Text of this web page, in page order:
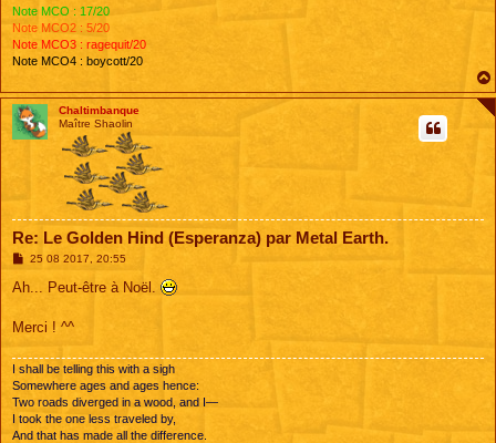
Note MCO : 17/20
Note MCO2 : 5/20
Note MCO3 : ragequit/20
Note MCO4 : boycott/20
Chaltimbanque
Maître Shaolin
Re: Le Golden Hind (Esperanza) par Metal Earth.
M
s
g
25 08 2017, 20:55
Ah... Peut-être à Noël.
Merci ! ^^
I shall be telling this with a sigh
Somewhere ages and ages hence:
Two roads diverged in a wood, and I—
I took the one less traveled by,
And that has made all the difference.